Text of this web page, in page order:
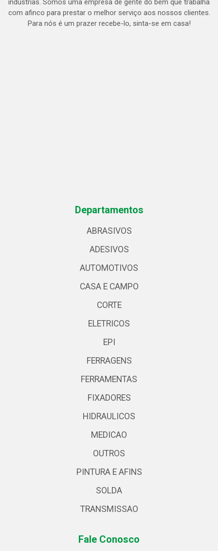
indústrias. Somos uma empresa de gente do bem que trabalha
com afinco para prestar o melhor serviço aos nossos clientes.
Para nós é um prazer recebe-lo, sinta-se em casa!
Departamentos
ABRASIVOS
ADESIVOS
AUTOMOTIVOS
CASA E CAMPO
CORTE
ELETRICOS
EPI
FERRAGENS
FERRAMENTAS
FIXADORES
HIDRAULICOS
MEDICAO
OUTROS
PINTURA E AFINS
SOLDA
TRANSMISSAO
Fale Conosco